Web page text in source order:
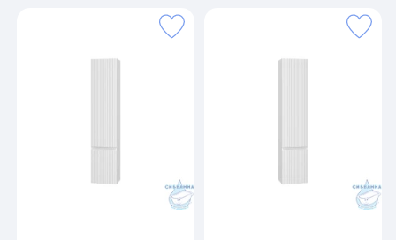
Размер раковины, мм (ш/г/в): 1050x460x160
Вес с упаковкой, кг: 57,5